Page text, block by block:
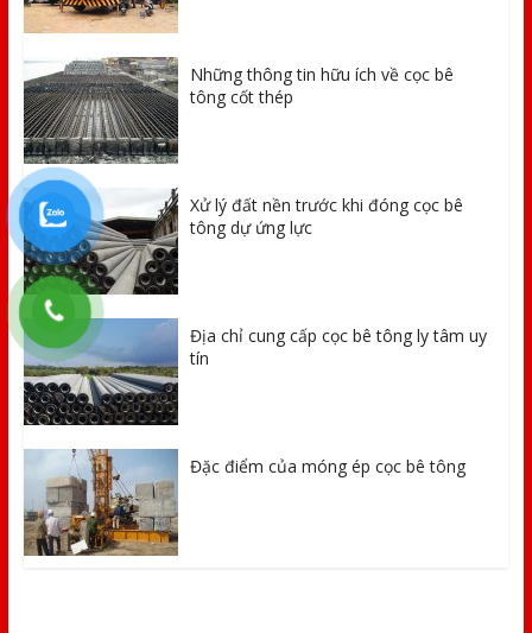
Những thông tin hữu ích về cọc bê
tông cốt thép
Xử lý đất nền trước khi đóng cọc bê
tông dự ứng lực
Địa chỉ cung cấp cọc bê tông ly tâm uy
tín
Đặc điểm của móng ép cọc bê tông